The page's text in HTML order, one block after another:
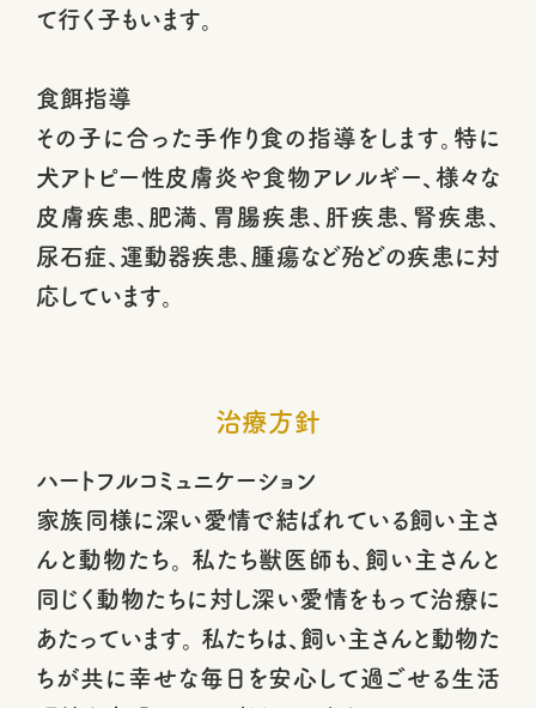
て行く子もいます。
食餌指導
その子に合った手作り食の指導をします。特に
犬アトピー性皮膚炎や食物アレルギー、様々な
皮膚疾患、肥満、胃腸疾患、肝疾患、腎疾患、
尿石症、運動器疾患、腫瘍など殆どの疾患に対
応しています。
治療方針
ハートフルコミュニケーション
家族同様に深い愛情で結ばれている飼い主さ
んと動物たち。 私たち獣医師も、飼い主さんと
同じく動物たちに対し深い愛情をもって治療に
あたっています。 私たちは、飼い主さんと動物た
ちが共に幸せな毎日を安心して過ごせる生活